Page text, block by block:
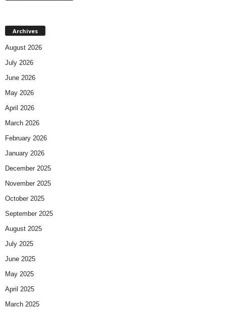
Archives
August 2026
July 2026
June 2026
May 2026
April 2026
March 2026
February 2026
January 2026
December 2025
November 2025
October 2025
September 2025
August 2025
July 2025
June 2025
May 2025
April 2025
March 2025